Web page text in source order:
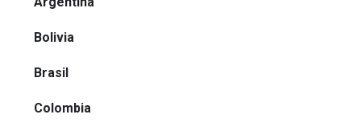
Bolivia
Brasil
Colombia